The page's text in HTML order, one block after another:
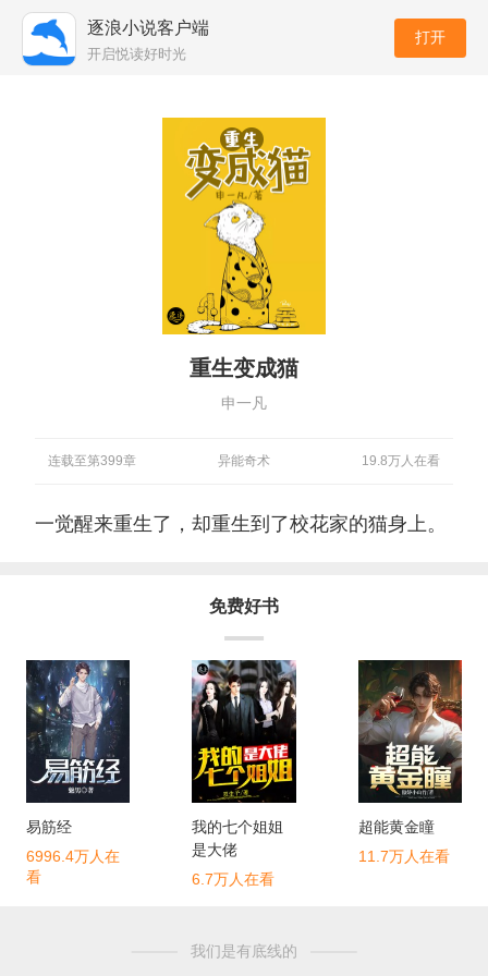
逐浪小说客户端
开启悦读好时光
打开
重生变成猫
申一凡
连载至第399章 异能奇术 19.8万人在看
一觉醒来重生了，却重生到了校花家的猫身上。
免费好书
易筋经
6996.4万人在
看
我的七个姐姐
是大佬
6.7万人在看
超能黄金瞳
11.7万人在看
我们是有底线的